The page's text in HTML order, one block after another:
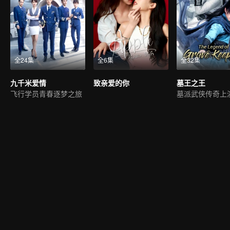
全24集
九千米爱情
飞行学员青春逐梦之旅
全6集
致亲爱的你
全32集
墓王之王
墓派武侠传奇上